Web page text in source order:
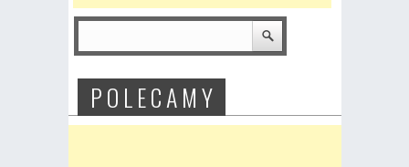
P O L E C A M Y